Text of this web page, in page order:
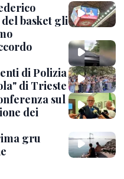
basket gli
di Polizia
di Trieste
sul
dei
gru